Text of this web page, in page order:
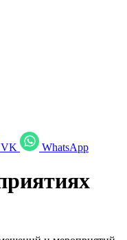
VK WhatsApp